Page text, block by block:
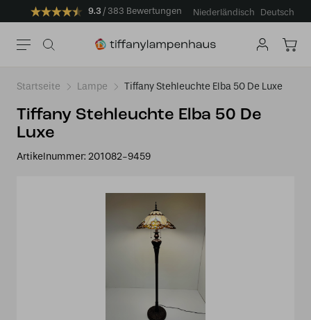
9.3 383 Bewertungen Niederländisch Deutsch
Startseite Lampe Tiffany Stehleuchte Elba 50 De Luxe
Tiffany Stehleuchte Elba 50 De
Luxe
Artikelnummer: 201082-9459